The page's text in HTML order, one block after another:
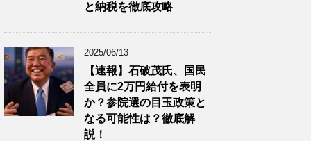
と納税を徹底攻略
2025/06/13
【速報】石破茂氏、国民
全員に2万円給付を表明
か？参院選の目玉政策と
なる可能性は？徹底解
説！